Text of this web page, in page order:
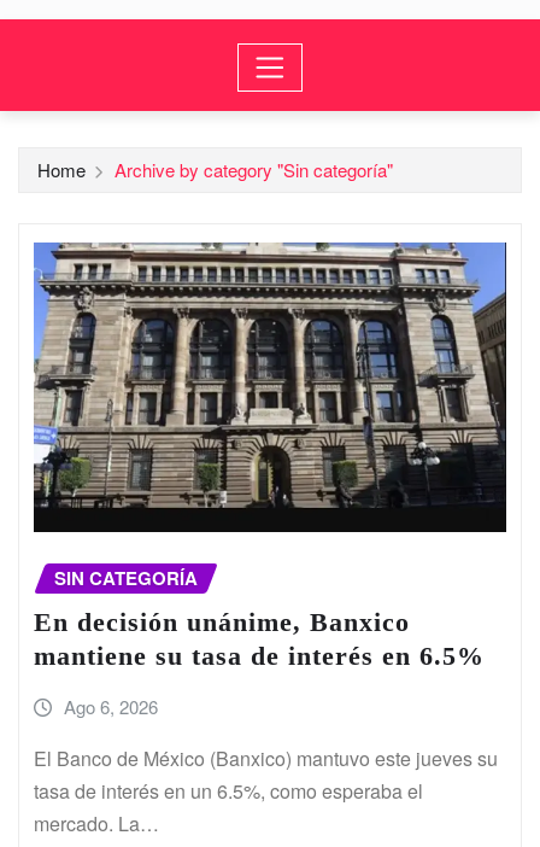
Home Archive by category "Sin categoría"
SIN CATEGORÍA
En decisión unánime, Banxico
mantiene su tasa de interés en 6.5%
Ago 6, 2026
El ⁠Banco de México (Banxico) mantuvo este jueves su
tasa de interés en ⁠un ⁠6.5%, como ⁠esperaba el
mercado. La…